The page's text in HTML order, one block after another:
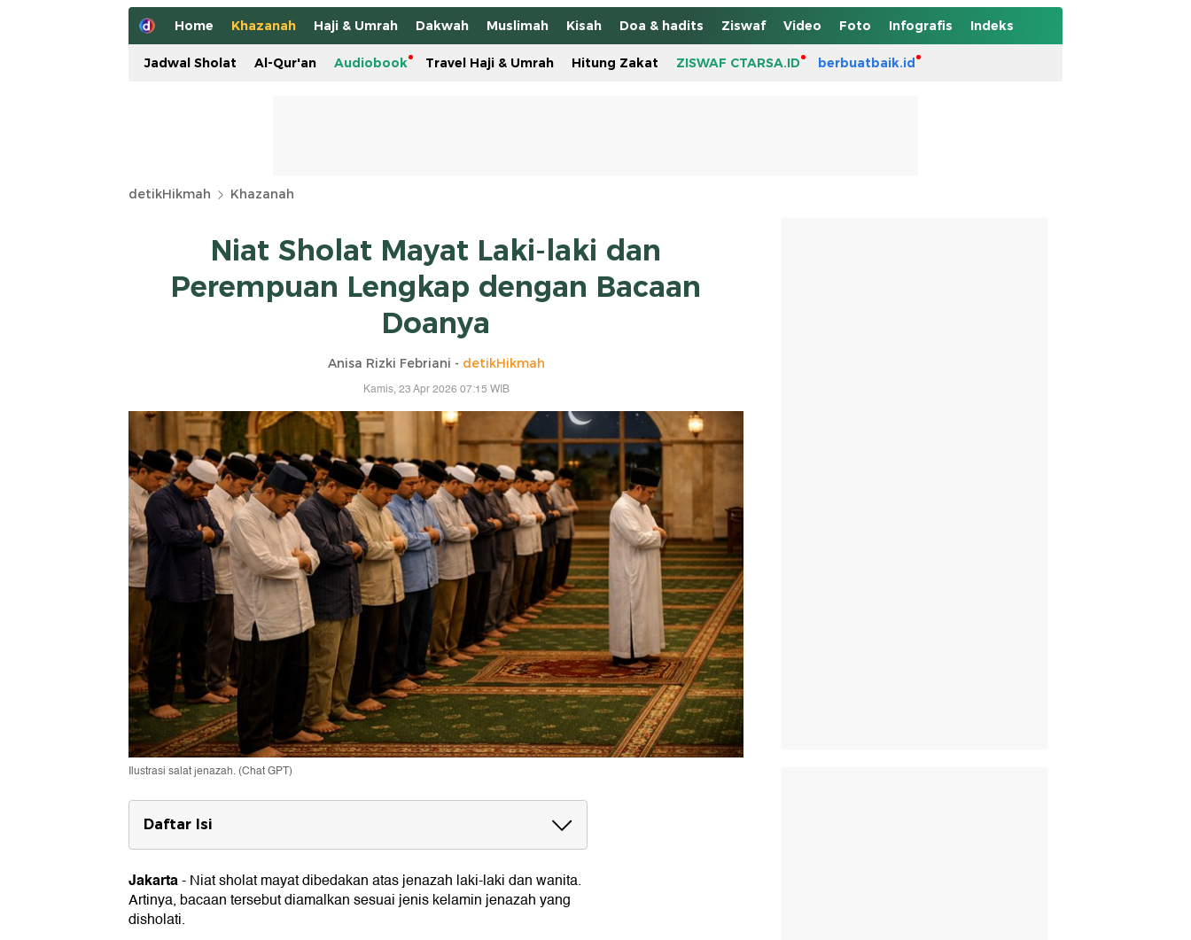
Home Khazanah Haji & Umrah Dakwah Muslimah Kisah Doa & hadits Ziswaf Video Foto Infografis Indeks
Jadwal Sholat Al-Qur'an Audiobook Travel Haji & Umrah Hitung Zakat ZISWAF CTARSA.ID berbuatbaik.id
detikHikmah Khazanah
Niat Sholat Mayat Laki-laki dan
Perempuan Lengkap dengan Bacaan
Doanya
Anisa Rizki Febriani - detikHikmah
Kamis, 23 Apr 2026 07:15 WIB
Ilustrasi salat jenazah. (Chat GPT)
Daftar Isi
Niat Sholat Mayat: Arab, Latin dan Artinya
1. Niat Sholat Mayat Laki-laki
2. Niat Sholat Mayat Perempuan
Rukun Sholat Jenazah
Jakarta-Niat sholat mayat dibedakan atas jenazah laki-laki dan wanita.
Artinya, bacaan tersebut diamalkan sesuai jenis kelamin jenazah yang
disholati.